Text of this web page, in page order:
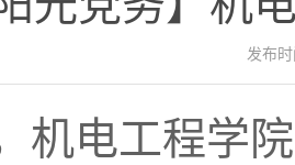
发布时
机电工程学